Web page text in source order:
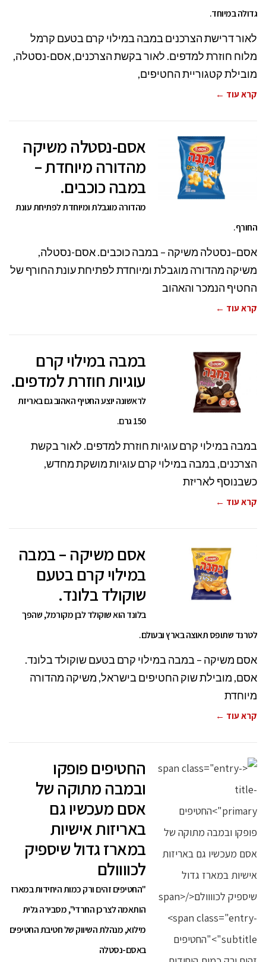
גדולה במיוחד.
לאור דרישת הצרכנים במבה במילוי קרם בטעם קרמל
מלוח חוזרת למדפים. לאור בקשת הצרכנים, אסם-נסטלה,
מובילת קטגוריית החטיפים,
קרא עוד ←
אסם-נסטלה משיקה
מהדורה מיוחדת –
במבה כוכבים.
מהדורה מוגבלת ומיוחדת לפתיחת עונת
החורף.
אסם–נסטלה משיקה – במבה כוכבים. אסם-נסטלה,
משיקה מהדורה מוגבלת ומיוחדת לפתיחת עונת החורף של
החטיף הנמכר והאהוב
קרא עוד ←
במבה במילוי קרם
עוגיות חוזרת למדפים.
לראשונה יוצע החטיף האהוב גם באריזת
150 גרם.
במבה במילוי קרם עוגיות חוזרת למדפים. לאור בקשת
הצרכנים, במבה במילוי קרם עוגיות מושקת מחדש,
כשבנוסף לאריזת
קרא עוד ←
אסם משיקה – במבה
במילוי קרם בטעם
שוקולד בלונד.
בלונד הוא שוקולד לבן מקורמל, שהפך
לטרנד שתופס תאוצה בארץ ובעולם.
אסם משיקה – במבה במילוי קרם בטעם שוקולד בלונד.
אסם, מובילת שוק החטיפים בישראל, משיקה מהדורה
מיוחדת
קרא עוד ←
החטיפים פופקו
ובמבה מתוקה של
אסם מעכשיו גם
באריזות אישיות
במארז גדול שיספיק
לכוווולם
"החטיפים זהים ורק כמות היחידות במארז
הותאמה לצרכן החרדי", מסבירה גלית
מילוא, מנהלת השיווק של חטיבת החטיפים
באסם-נסטלה